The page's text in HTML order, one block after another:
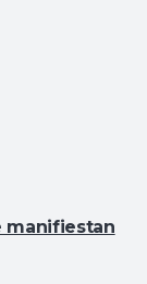
manifiestan